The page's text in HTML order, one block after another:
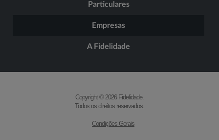
Particulares
Empresas
A Fidelidade
Copyright © 2026 Fidelidade.
Todos os direitos reservados.
Condições Gerais